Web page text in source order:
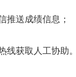
推送成绩信息；
线获取人工协助。